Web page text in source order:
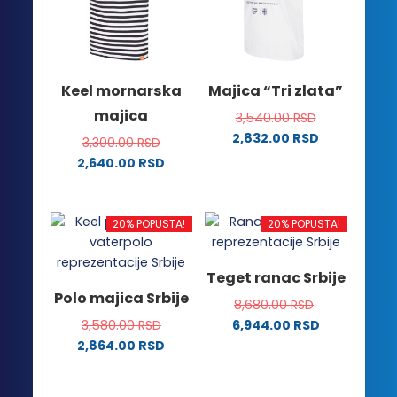
mogu
biti
izabrane
stranici
proizvoda.
izabrane
stranici
proizvoda.
Keel mornarska
majica
3,300.00RSD
2,640.00 RSD
ima
više
varijanti.
mogu
biti
izabrane
Majica “Tri zlata”
3,540.00RSD
2,832.00 RSD
više
varijanti.
mogu
biti
izabrane
20% POPUSTA!
Polo majica Srbije
3,580.00RSD
2,864.00 RSD
20% POPUSTA!
Teget ranac Srbije
8,680.00RSD
6,944.00 RSD